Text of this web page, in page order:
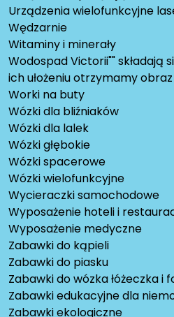
Urządzenia wielofunkcyjne
Wędzarnie
Witaminy i minerały
Wodospad Victorii"" składają
ich ułożeniu otrzymamy
Worki na buty
Wózki dla bliźniaków
Wózki dla lalek
Wózki głębokie
Wózki spacerowe
Wózki wielofunkcyjne
Wycieraczki samochodowe
Wyposażenie hoteli i
Wyposażenie medyczne
Zabawki do kąpieli
Zabawki do piasku
Zabawki do wózka łóżeczka i
Zabawki edukacyjne dla
Zabawki ekologiczne